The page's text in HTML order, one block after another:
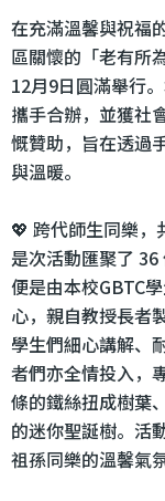
在充滿溫馨與祝福
區關懷的「老有所
12月9日圓滿舉行
攜手合辦，並獲社
慨贊助，旨在透過
與溫暖。
💖 跨代師生同樂，
是次活動匯聚了 36
便是由本校GBTC
心，親自教授長者
學生們細心講解、
者們亦全情投入，
條的鐵絲扭成樹葉
的迷你聖誕樹。活
祖孫同樂的溫馨氣氛